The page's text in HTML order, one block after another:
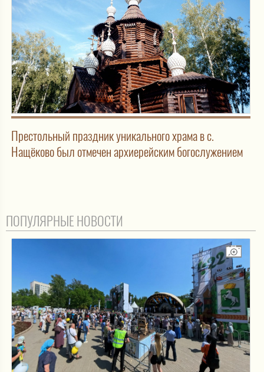
Престольный праздник уникального храма в с.
Нащёково был отмечен архиерейским богослужением
ПОПУЛЯРНЫЕ НОВОСТИ